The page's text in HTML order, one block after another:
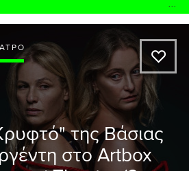
A
της Βάσιας
στο Artbox